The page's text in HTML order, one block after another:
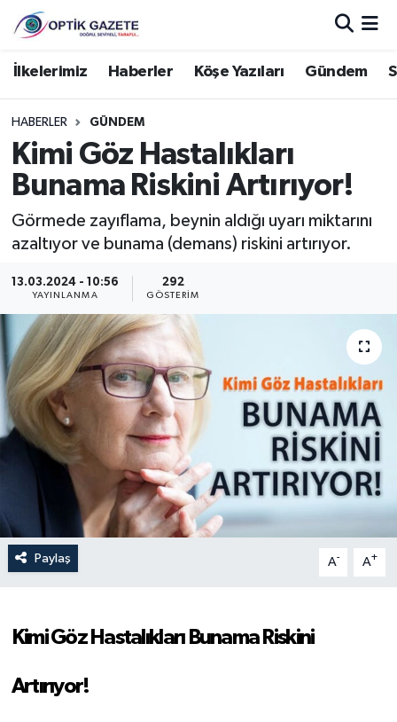
İlkelerimiz Haberler Köşe Yazıları Gündem
HABERLER GÜNDEM
Kimi Göz Hastalıkları
Bunama Riskini Artırıyor!
Görmede zayıflama, beynin aldığı uyarı miktarını
azaltıyor ve bunama (demans) riskini artırıyor.
13.03.2024 - 10:56
YAYINLANMA
292
GÖSTERIM
Paylaş A- A+
Kimi Göz Hastalıkları Bunama Riskini
Artırıyor!
Nöbetçi Eczaneler
Hava Durumu
İstanbul Namaz Vakitleri
Süper Lig Puan Durumu ve Fikstür
Tüm Manşetler
Son Dakika Haberleri
Haber Arşivi